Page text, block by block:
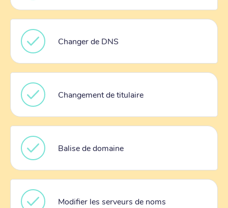
Changer de DNS
Changement de titulaire
Balise de domaine
Modifier les serveurs de noms